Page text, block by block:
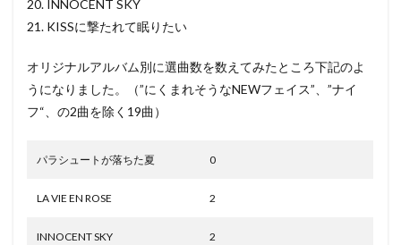
20. INNOCENT SKY
21. KISSに撃たれて眠りたい
オリジナルアルバム別に選曲数を数えてみたところ下記のよ
うになりました。（”にくまれそうなNEWフェイス”、”ナイ
フ“、の2曲を除く19曲）
パラシュートが落ちた夏 0
LA VIE EN ROSE 2
INNOCENT SKY 2